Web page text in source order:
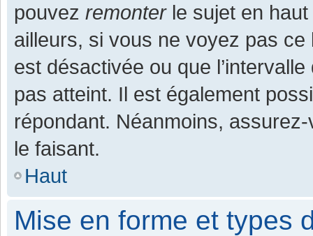
pouvez remonterle sujet en haut
ailleurs, si vous ne voyez pas
est désactivée ou que
pas atteint. Il est également
répondant. Néanmoins,
le faisant.
Haut
Mise en forme et types